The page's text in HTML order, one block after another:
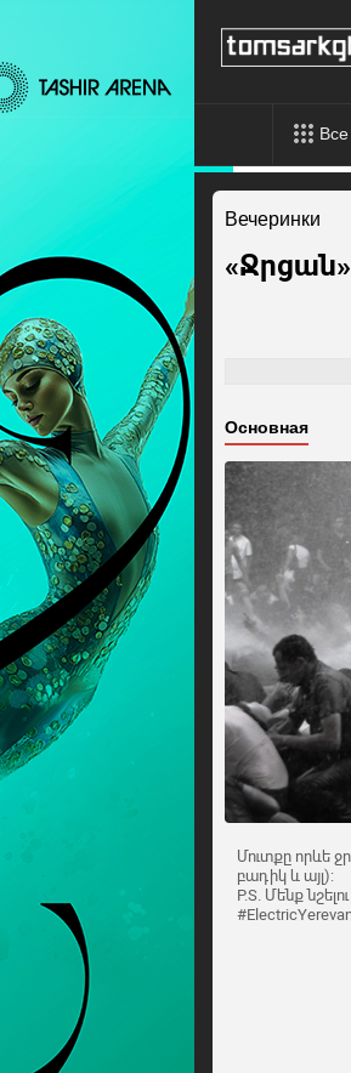
Все
Вечеринки
Основная
Մուտքը որևե
բադիկ և այլ):
P.S. Մենք